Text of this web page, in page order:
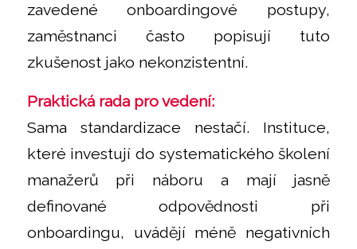
zavedené onboardingové postupy,
zaměstnanci často popisují tuto
zkušenost jako nekonzistentní.
Praktická rada pro vedení:
Sama standardizace nestačí. Instituce,
které investují do systematického školení
manažerů při náboru a mají jasně
definované odpovědnosti při
onboardingu, uvádějí méně negativních